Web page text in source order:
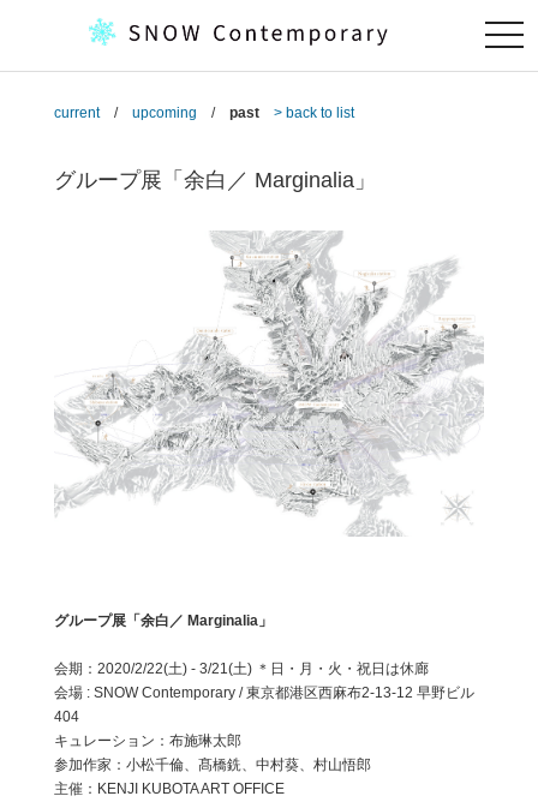
current/ upcoming / past > back to list
グループ展「余白／ Marginalia」
グループ展「余白／ Marginalia」
会期：2020/2/22(土) - 3/21(土) ＊日・月・火・祝日は休廊
会場 : SNOW Contemporary / 東京都港区西麻布2-13-12 早野ビル
404
キュレーション：布施琳太郎
参加作家：小松千倫、髙橋銑、中村葵、村山悟郎
主催：KENJI KUBOTA ART OFFICE